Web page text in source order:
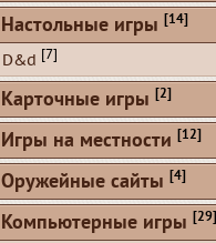
Настольные игры [14]
D&d [7]
Карточные игры [2]
Игры на местности [12]
Оружейные сайты [4]
Компьютерные игры [29]